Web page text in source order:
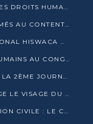
LE SLAM ÉLÈVE LA VOIX POUR LES DROITS HUMAINS À BRAZZAVILLE
JUSTICE : DES MAGISTRATS FORMÉS AU CONTENTIEUX DE LA PROPRIÉTÉ INTELLECTUELLE
STATISTIQUES : LE PROJET RÉGIONAL HISWACA OFFICIELLEMENT LANCÉ AU CONGO
4182 VIOLATIONS DES DROITS HUMAINS AU CONGO EN 2025 SELON LE CAD
PNLS : BRAZZAVILLE ACCUEILLE LA 2ÈME JOURNÉE SCIENTIFIQUE SUR LE VIH/SIDA
PESTY KANGA, L’OPV QUI CHANGE LE VISAGE DU REPORTAGE AU CONGO
JOURNÉE MONDIALE DE L’AVIATION CIVILE : LE CONGO MISE SUR L’INNOVATION ET LA SÉCURITÉ